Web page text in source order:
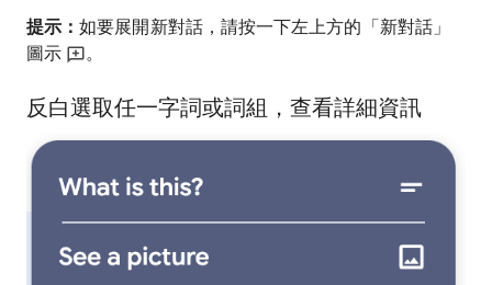
提示：如要展開新對話，請按一下左上方的「新對話」
圖示
。
反白選取任一字詞或詞組，查看詳細資訊